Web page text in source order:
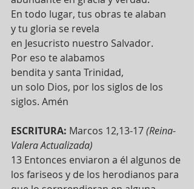
En todo lugar, tus obras te alaban
y tu gloria se revela
en Jesucristo nuestro Salvador.
Por eso te alabamos
bendita y santa Trinidad,
un solo Dios, por los siglos de los
siglos. Amén
ESCRITURA: Marcos 12,13-17 (Reina-
Valera Actualizada)
13 Entonces enviaron a él algunos de
los fariseos y de los herodianos para